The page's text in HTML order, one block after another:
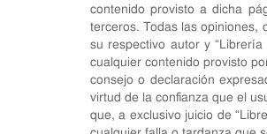
contenido provisto a dicha
terceros. Todas las opiniones,
su respectivo autor y
cualquier contenido provisto
consejo o declaración
virtud de la confianza que el
que, a exclusivo juicio de